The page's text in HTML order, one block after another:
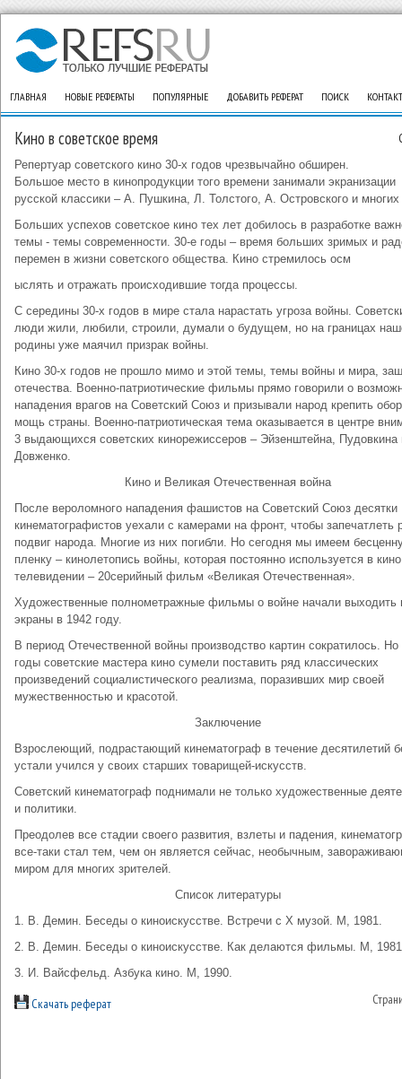
ГЛАВНАЯ НОВЫЕ РЕФЕРАТЫ ПОПУЛЯРНЫЕ ДОБАВИТЬ РЕФЕРАТ ПОИСК
Кино в советское время
Репертуар советского кино 30-х годов чрезвычайно обширен.
Большое место в кинопродукции того времени занимали экранизации
русской классики – А. Пушкина, Л. Толстого, А. Островского и
Больших успехов советское кино тех лет добилось в разработке
темы - темы современности. 30-е годы – время больших зримых и
перемен в жизни советского общества. Кино стремилось осм
ыслять и отражать происходившие тогда процессы.
С середины 30-х годов в мире стала нарастать угроза войны.
люди жили, любили, строили, думали о будущем, но на границах
родины уже маячил призрак войны.
Кино 30-х годов не прошло мимо и этой темы, темы войны и мира,
отечества. Военно-патриотические фильмы прямо говорили о
нападения врагов на Советский Союз и призывали народ крепить
мощь страны. Военно-патриотическая тема оказывается в центре
3 выдающихся советских кинорежиссеров – Эйзенштейна, Пудовкина
Довженко.
Кино и Великая Отечественная война
После вероломного нападения фашистов на Советский Союз десятки
кинематографистов уехали с камерами на фронт, чтобы запечатлеть
подвиг народа. Многие из них погибли. Но сегодня мы имеем
пленку – кинолетопись войны, которая постоянно используется в
телевидении – 20серийный фильм «Великая Отечественная».
Художественные полнометражные фильмы о войне начали выходить
экраны в 1942 году.
В период Отечественной войны производство картин сократилось. Но
годы советские мастера кино сумели поставить ряд классических
произведений социалистического реализма, поразивших мир своей
мужественностью и красотой.
Заключение
Взрослеющий, подрастающий кинематограф в течение десятилетий
устали учился у своих старших товарищей-искусств.
Советский кинематограф поднимали не только художественные
и политики.
Преодолев все стадии своего развития, взлеты и падения,
все-таки стал тем, чем он является сейчас, необычным,
миром для многих зрителей.
Список литературы
1. В. Демин. Беседы о киноискусстве. Встречи с X музой. М, 1981.
2. В. Демин. Беседы о киноискусстве. Как делаются фильмы. М,
3. И. Вайсфельд. Азбука кино. М, 1990.
Скачать реферат